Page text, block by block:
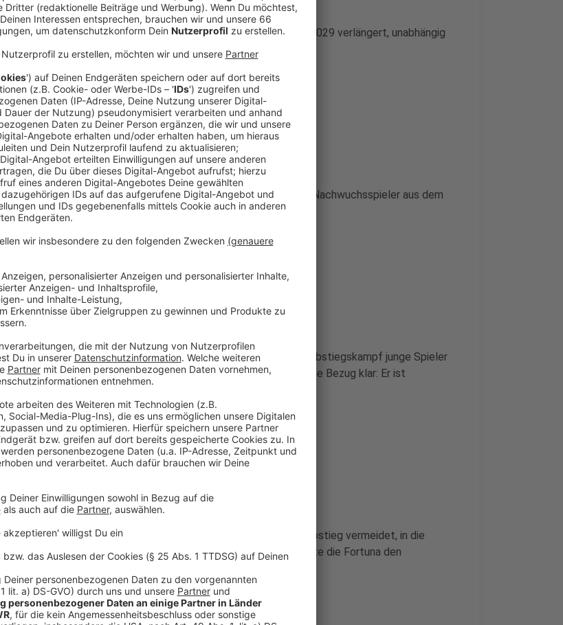
Die Fortuna hat den Vertrag mit InnenverteidigerElias Egouli
bis 2029 verlängert, unabhängig
davon in welcher Liga die Fortuna spielen wird.
Anzeige
Profiverträge für Nachwuchsspieler
Anzeige
Dazu bekommen mit Noah Egouli und Levi Mentzel zwei weitere Nachwuchsspieler aus dem
eigenen Leistungszentrum Profiverträge - ebenfalls bis 2029.
Anzeige
Mentzel in Flingern aufgewachsen
Anzeige
Das ist ein wichtiges Signal, weil der Verein trotz des Drucks im Abstiegskampf junge Spieler
langfristig an sich bindet..Besonders bei Levi Mentzel ist der lokale Bezug klar: Er ist
gebürtiger Düsseldorfer und in
Anzeige
Abstiegskampf in Fürth
Am Sonntag entscheidet sich dann in Fürth, ob die Fortuna den Abstieg vermeidet, in die
Relegation muss oder in die 3. Liga abrutscht. Mit einem Sieg hätte die Fortuna den
Anzeige